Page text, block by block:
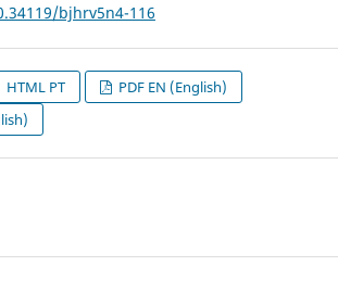
bjhrv5n4-116
HTML PT
PDF EN (English)